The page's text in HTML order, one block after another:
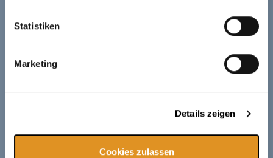
Statistiken
Marketing
Details zeigen
Cookies zulassen